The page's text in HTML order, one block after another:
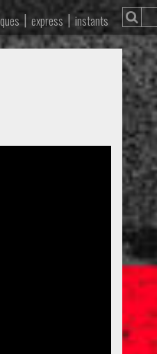
| express | instants